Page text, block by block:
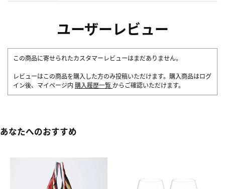
ユーザーレビュー
この商品に寄せられたカスタマーレビューはまだありません。
レビューはこの商品を購入した方のみ投稿いただけます。購入商品はログ
イン後、マイページ内 購入履歴一覧 からご確認いただけます。
あなたへのおすすめ